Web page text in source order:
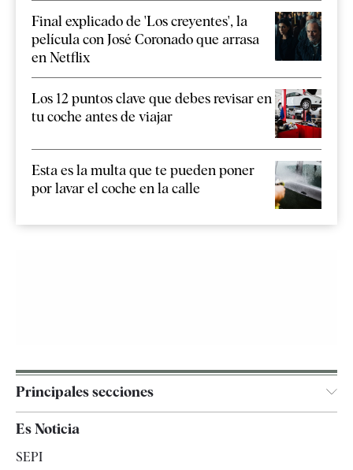
Final explicado de 'Los creyentes', la
película con José Coronado que arrasa
en Netflix
Los 12 puntos clave que debes revisar en
tu coche antes de viajar
Esta es la multa que te pueden poner
por lavar el coche en la calle
Principales secciones
España
Es Noticia
SEPI